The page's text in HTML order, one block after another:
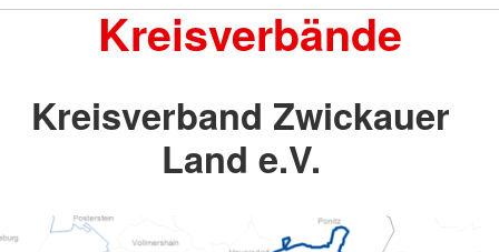
Kreisverbände
Kreisverband Zwickauer
Land e.V.